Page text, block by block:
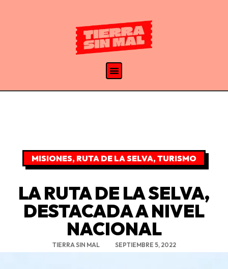
MISIONES, RUTA DE LA SELVA,TURISMO
LA RUTA DE LA SELVA,
DESTACADA A NIVEL
NACIONAL
TIERRA SIN MAL SEPTIEMBRE 5, 2022